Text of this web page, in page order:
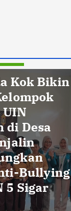
Kok Bikin
UIN
di Desa
Bullying
5 Sigar